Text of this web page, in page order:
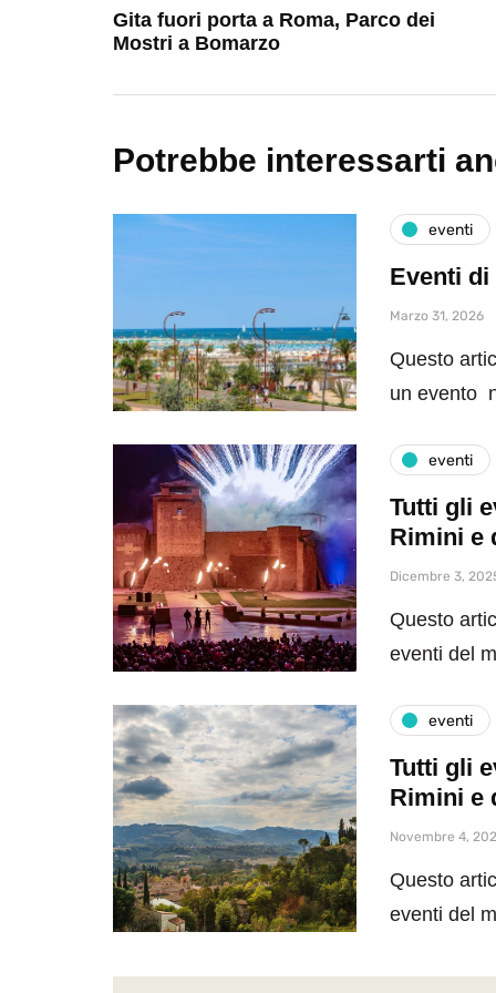
Gita fuori porta a Roma, Parco dei
Mostri a Bomarzo
Potrebbe interessarti
eventi
Eventi di
Marzo 31, 2026
Questo
un evento
eventi
Tutti gli
Rimini e
Dicembre 3,
Questo
eventi del
eventi
Tutti gli
Rimini e
Novembre 4,
Questo
eventi del